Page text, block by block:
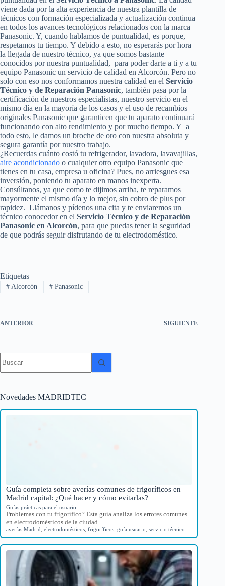
viene dada por la alta experiencia de nuestra plantilla de
técnicos con formación especializada y actualización continua
en todos los avances tecnológicos relacionados con la marca
Panasonic. Y, cuando hablamos de puntualidad, es porque,
respetamos tu tiempo. Y debido a esto, no esperarás por hora
la llegada de nuestro técnico, ya que somos bastante
conocidos por nuestra puntualidad, para poder darte a ti y a tu
equipo Panasonic un servicio de calidad en Alcorcón. Pero no
solo con eso nos conformamos nuestra calidad en el Servicio
Técnico y de Reparación Panasonic, también pasa por la
certificación de nuestros especialistas, nuestro servicio en el
mismo día en la mayoría de los casos y el uso de recambios
originales Panasonic que garanticen que tu aparato continuará
funcionando con alto rendimiento y por mucho tiempo. Y a
todo esto, le damos un broche de oro con nuestra absoluta y
segura garantía por nuestro trabajo.
¿Recuerdas cuánto costó tu refrigerador, lavadora, lavavajillas,
aire acondicionado o cualquier otro equipo Panasonic que
tienes en tu casa, empresa u oficina? Pues, no arriesgues esa
inversión, poniendo tu aparato en manos inexperta.
Consúltanos, ya que como te dijimos arriba, te reparamos
mayormente el mismo día y lo mejor, sin cobro de plus por
rapidez. Llámanos y pídenos una cita y te enviaremos un
técnico conocedor en el Servicio Técnico y de Reparación
Panasonic en Alcorcón, para que puedas tener la seguridad
de que podrás seguir disfrutando de tu electrodoméstico.
Etiquetas
#Alcorcón #Panasonic
ANTERIOR SIGUIENTE
resultados
Novedades MADRIDTEC
Guía completa sobre averías comunes de frigoríficos en
Madrid capital: ¿Qué hacer y cómo evitarlas?
Guías prácticas para el usuario
Problemas con tu frigorífico? Esta guía analiza los errores comunes
en electrodomésticos de la ciudad…
averías Madrid electrodomésticos frigoríficos guía usuario servicio técnico